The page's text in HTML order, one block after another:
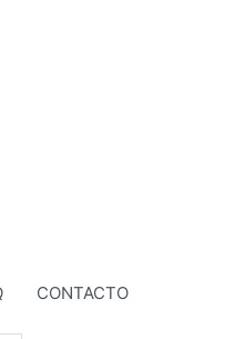
CONTACTO